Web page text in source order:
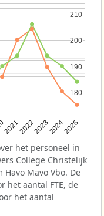
20212022202320242025
180
180
190
190
200
200
210
210
het personeel in
College Christelijk
Mavo Vbo. De
het aantal FTE, de
het aantal